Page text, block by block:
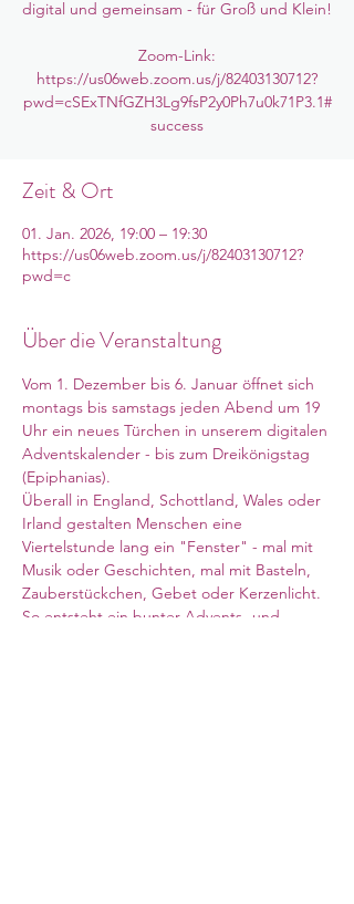
digital und gemeinsam - für Groß und Klein!
Zoom-Link:
https://us06web.zoom.us/j/82403130712?
pwd=cSExTNfGZH3Lg9fsP2y0Ph7u0k71P3.1#
success
Zeit & Ort
01. Jan. 2026, 19:00 – 19:30
https://us06web.zoom.us/j/82403130712?
pwd=c
Über die Veranstaltung
Vom 1. Dezember bis 6. Januar öffnet sich
montags bis samstags jeden Abend um 19
Uhr ein neues Türchen in unserem digitalen
Adventskalender - bis zum Dreikönigstag
(Epiphanias).
Überall in England, Schottland, Wales oder
Irland gestalten Menschen eine
Viertelstunde lang ein "Fenster" - mal mit
Musik oder Geschichten, mal mit Basteln,
Zauberstückchen, Gebet oder Kerzenlicht.
So entsteht ein bunter Advents- und